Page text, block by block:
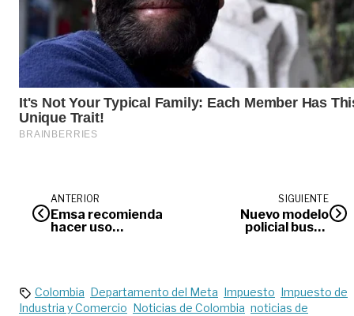
ANTERIOR
Emsa recomienda
hacer uso
SIGUIENTE
Nuevo modelo
policial busca
Colombia Departamento del Meta Impuesto Impuesto de
Industria y Comercio Noticias de Colombia noticias de